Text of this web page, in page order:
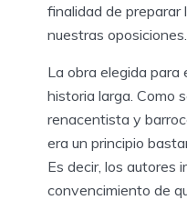
finalidad de preparar
nuestras oposiciones.
La obra elegida para
historia larga. Como
renacentista y
era un principio
Es decir, los autores
convencimiento de